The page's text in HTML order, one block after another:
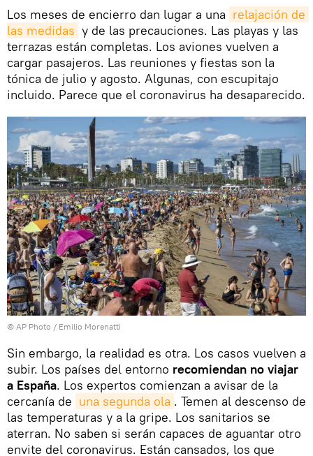
Los meses de encierro dan lugar a una relajación de
las medidas y de las precauciones. Las playas y las
terrazas están completas. Los aviones vuelven a
cargar pasajeros. Las reuniones y fiestas son la
tónica de julio y agosto. Algunas, con escupitajo
incluido. Parece que el coronavirus ha desaparecido.
© AP Photo / Emilio Morenatti
Sin embargo, la realidad es otra. Los casos vuelven a
subir. Los países del entorno recomiendan no viajar
a España. Los expertos comienzan a avisar de la
cercanía de una segunda ola . Temen al descenso de
las temperaturas y a la gripe. Los sanitarios se
aterran. No saben si serán capaces de aguantar otro
envite del coronavirus. Están cansados, los que